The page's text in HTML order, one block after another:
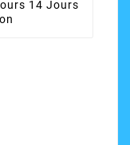
14 Jours